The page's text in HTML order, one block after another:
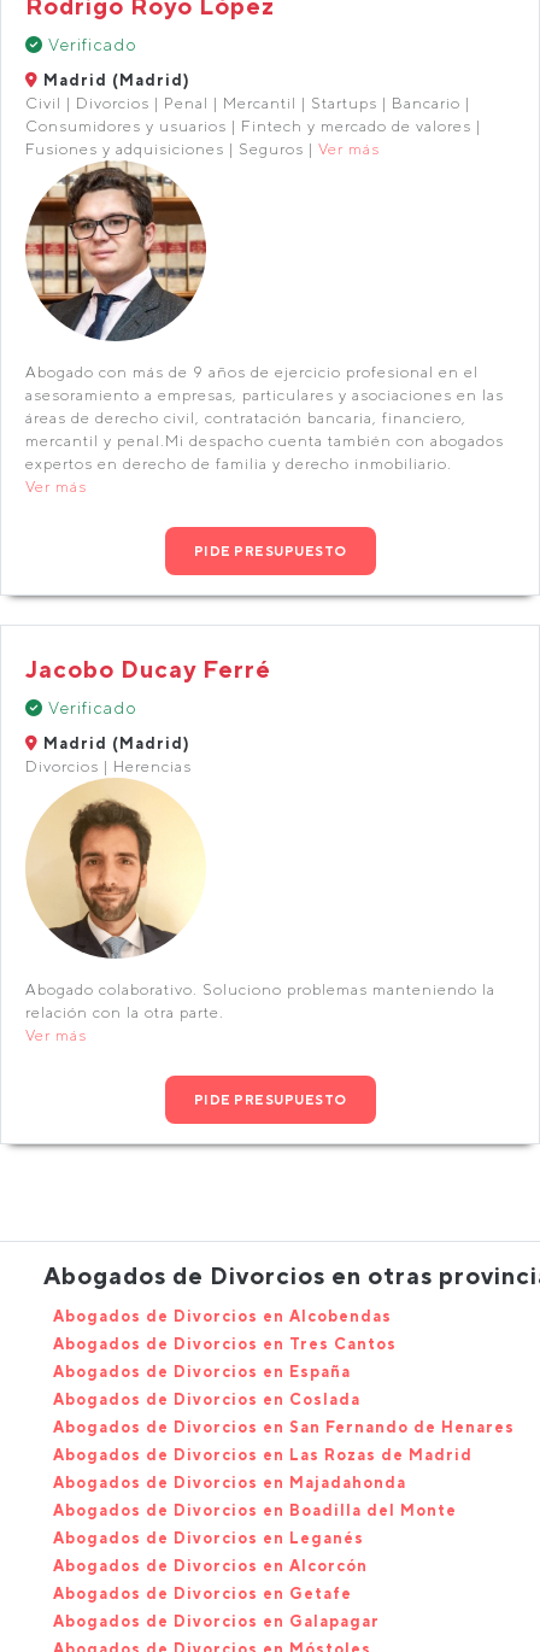
Verificado
Madrid (Madrid)
Civil | Divorcios | Penal | Mercantil | Startups | Bancario |
Consumidores y usuarios | Fintech y mercado de valores |
Fusiones y adquisiciones | Seguros | Ver más
Abogado con más de 9 años de ejercicio profesional en el
asesoramiento a empresas, particulares y asociaciones en las
áreas de derecho civil, contratación bancaria, financiero,
mercantil y penal.Mi despacho cuenta también con abogados
expertos en derecho de familia y derecho inmobiliario.
Ver más
PIDE PRESUPUESTO
Jacobo Ducay Ferré
Verificado
Madrid (Madrid)
Divorcios | Herencias
Abogado colaborativo. Soluciono problemas manteniendo la
relación con la otra parte.
Ver más
PIDE PRESUPUESTO
Abogados de Divorcios en otras
Abogados de Divorcios en Alcobendas
Abogados de Divorcios en Tres Cantos
Abogados de Divorcios en España
Abogados de Divorcios en Coslada
Abogados de Divorcios en San Fernando de Henares
Abogados de Divorcios en Las Rozas de Madrid
Abogados de Divorcios en Majadahonda
Abogados de Divorcios en Boadilla del Monte
Abogados de Divorcios en Leganés
Abogados de Divorcios en Alcorcón
Abogados de Divorcios en Getafe
Abogados de Divorcios en Galapagar